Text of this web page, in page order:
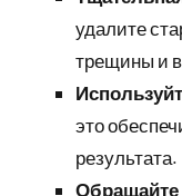
удалите
трещины и
это
результата.
Обращайте